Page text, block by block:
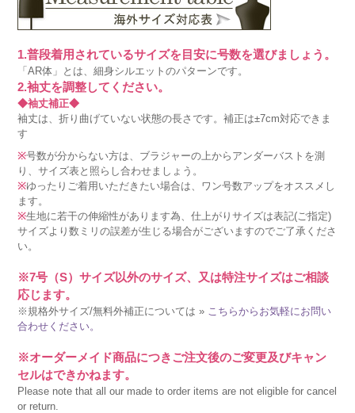
1.普段着用されているサイズを目安に号数を選びましょう。
「AR体」とは、細身シルエットのパターンです。
2.袖丈を調整してください。
◆袖丈補正◆
袖丈は、折り曲げていない状態の長さです。補正は±7cm対応できま
す
※号数が分からない方は、ブラジャーの上からアンダーバストを測
り、サイズ表と照らし合わせましょう。
※ゆったりご着用いただきたい場合は、ワン号数アップをオススメし
ます。
※生地に若干の伸縮性があります為、仕上がりサイズは表記(ご指定)
サイズより数ミリの誤差が生じる場合がございますのでご了承くださ
い。
※7号（S）サイズ以外のサイズ、又は特注サイズはご相談
応じます。
※規格外サイズ/無料外補正については » こちらからお気軽にお問い
合わせください。
※オーダーメイド商品につきご注文後のご変更及びキャン
セルはできかねます。
Please note that all our made to order items are not eligible for cancel
or return.